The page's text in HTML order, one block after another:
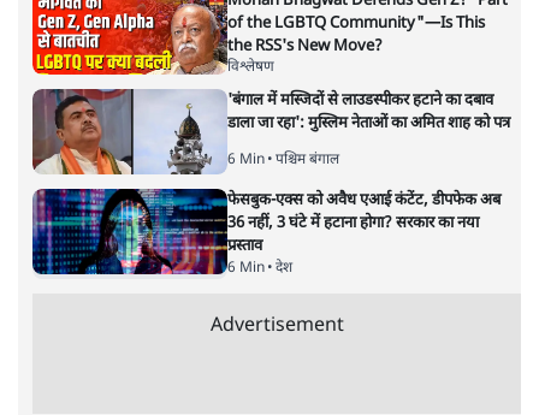
समलैंगिकता को अपराध के दायरे से बाहर निकलने के बाद अब केन्द्र
सरकार ने समान लिंग में शादी की मंजूरी देने से इनकार करते हुए
अदालत में साफ कहा है कि 'समान लिंग में शादी हमारी सभ्यता के
ख़िलाफ़ है।'
समलैंगिकता को अपराध के दायरे से बाहर निकलने के बाद अब
केन्द्र सरकार ने समान लिंग में शादी की मंजूरी देने से इनकार करते
हुए अदालत में साफ कहा है कि 'समान लिंग में शादी हमारी